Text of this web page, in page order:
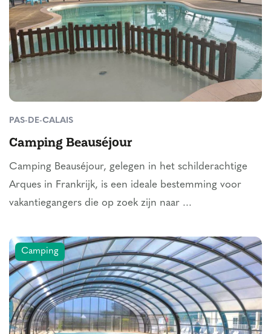
PAS-DE-CALAIS
Camping Beauséjour
Camping Beauséjour, gelegen in het schilderachtige
Arques in Frankrijk, is een ideale bestemming voor
vakantiegangers die op zoek zijn naar ...
Camping